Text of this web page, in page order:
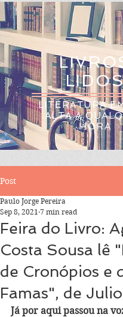
LITERATURA
ALTA A
HORA
Post
Feira do Livro:
Costa Sousa lê
de Cronópios e
Famas", de
Paulo Jorge Pereira
Sep 8, 2021 7 min read
Já por aqui passou na